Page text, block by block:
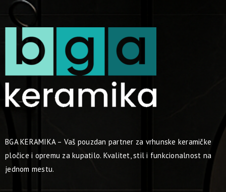
BGA KERAMIKA – Vaš pouzdan partner za vrhunske keramičke
pločice i opremu za kupatilo. Kvalitet, stil i funkcionalnost na
jednom mestu.